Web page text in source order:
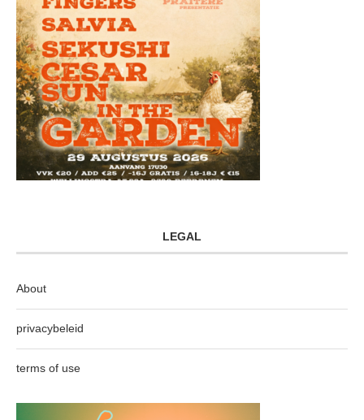
LEGAL
About
privacybeleid
terms of use